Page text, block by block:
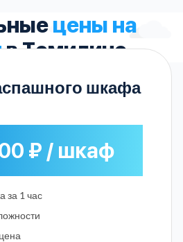
цены на
в Томилино
шкафа
₽ / шкаф
за 1 час